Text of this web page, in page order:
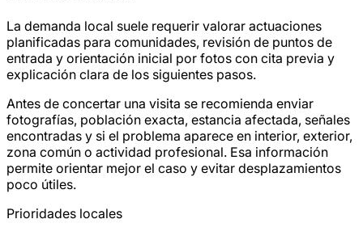
La demanda local suele requerir valorar actuaciones
planificadas para comunidades, revisión de puntos de
entrada y orientación inicial por fotos con cita previa y
explicación clara de los siguientes pasos.
Antes de concertar una visita se recomienda enviar
fotografías, población exacta, estancia afectada, señales
encontradas y si el problema aparece en interior, exterior,
zona común o actividad profesional. Esa información
permite orientar mejor el caso y evitar desplazamientos
poco útiles.
Prioridades locales